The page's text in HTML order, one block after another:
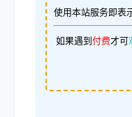
使用本站服务即表
如果遇到付费才可